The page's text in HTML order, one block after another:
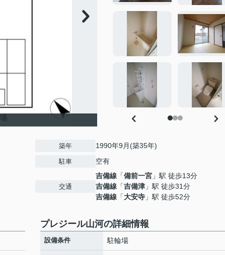
築年 1990年9月(築35年)
駐車 空有
交通
吉備線 「備前一宮 」駅 徒歩13分
吉備線 「吉備津 」駅 徒歩31分
吉備線 「大安寺 」駅 徒歩52分
プレジール山河の詳細情報
設備条件 駐輪場